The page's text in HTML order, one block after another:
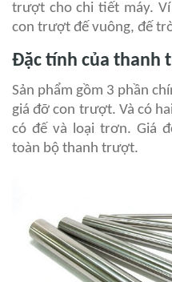
trượt cho chi tiết máy.
con trượt đế vuông, đế
Đặc tính của thanh
Sản phẩm gồm 3 phần
giá đỡ con trượt. Và có
có đế và loại trơn. Giá
toàn bộ thanh trượt.